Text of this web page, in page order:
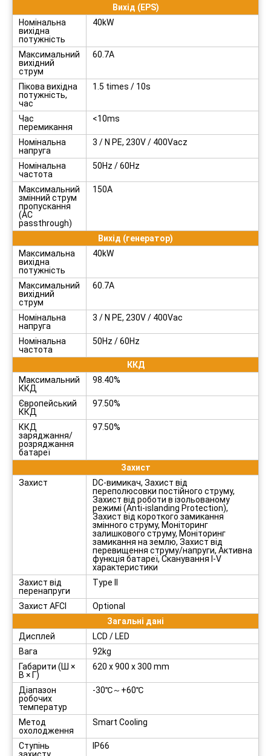
Вихід (EPS)
Номінальна
вихідна
потужність
40kW
Максимальний
вихідний
струм
60.7A
Пікова вихідна
потужність,
час
1.5 times / 10s
Час
перемикання
<10ms
Номінальна
напруга
3 / N PE, 230V / 400Vacz
Номінальна
частота
50Hz / 60Hz
Максимальний
змінний струм
пропускання
(AC
passthrough)
150A
Вихід (генератор)
Максимальна
вихідна
потужність
40kW
Максимальний
вихідний
струм
60.7A
Номінальна
напруга
3 / N PE, 230V / 400Vac
Номінальна
частота
50Hz / 60Hz
ККД
Максимальний
ККД
98.40%
Європейський
ККД
97.50%
ККД
заряджання/
розряджання
батареї
97.50%
Захист
Захист
DC-вимикач, Захист від
переполюсовки постійного струму,
Захист від роботи в ізольованому
режимі (Anti-islanding Protection),
Захист від короткого замикання
змінного струму, Моніторинг
залишкового струму, Моніторинг
замикання на землю, Захист від
перевищення струму/напруги, Активна
функція батареї, Сканування I-V
характеристики
Захист від
перенапруги
Type II
Захист AFCI
Optional
Загальні дані
Дисплей
LCD / LED
Вага
92kg
Габарити (Ш ×
В × Г)
620 x 900 x 300 mm
Діапазон
робочих
температур
-30℃～+60℃
Метод
охолодження
Smart Cooling
Ступінь
IP66